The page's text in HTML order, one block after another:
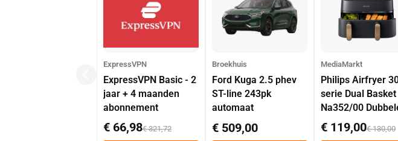
ExpressVPN
ExpressVPN Basic - 2
jaar + 4 maanden
abonnement
€ 66,98€ 321,72
Broekhuis
Ford Kuga 2.5 phev
ST-line 243pk
automaat
€ 509,00
MediaMarkt
Philips Airfryer
serie Dual Basket
Na352/00
Mand 9 L Tot 6
Personen
€ 119,00€ 130,00